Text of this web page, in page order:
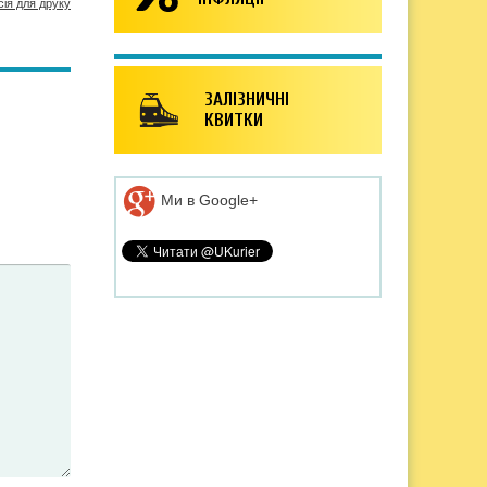
для друку
ЗАЛІЗНИЧНІ
КВИТКИ
Ми в Google+